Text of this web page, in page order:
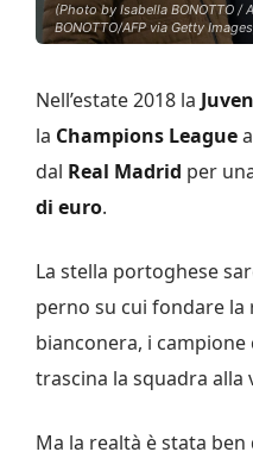
(Photo by Isabella BONOTTO /
BONOTTO/AFP via Getty
Nell’estate 2018 la
la Champions League
dal Real Madrid per
di euro.
La stella portoghese
perno su cui fondare la
bianconera, i campione
trascina la squadra alla
Ma la realtà è stata